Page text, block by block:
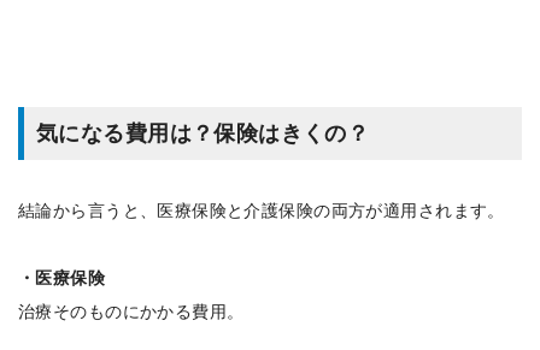
気になる費用は？保険はきくの？
結論から言うと、医療保険と介護保険の両方が適用されます。
・医療保険
治療そのものにかかる費用。